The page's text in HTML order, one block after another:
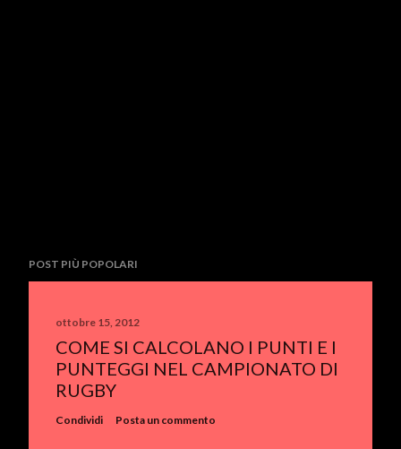
POST PIÙ POPOLARI
ottobre 15, 2012
COME SI CALCOLANO I PUNTI E I
PUNTEGGI NEL CAMPIONATO DI
RUGBY
Condividi Posta un commento